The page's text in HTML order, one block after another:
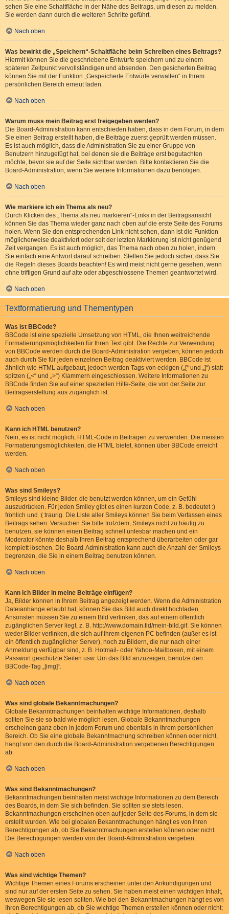
sehen Sie eine Schaltfläche in der Nähe des Beitrags, um diesen zu melden.
Sie werden dann durch die weiteren Schritte geführt.
Nach oben
Was bewirkt die „Speichern“-Schaltfläche beim Schreiben eines Beitrags?
Hiermit können Sie die geschriebene Entwürfe speichern und zu einem
späteren Zeitpunkt vervollständigen und absenden. Den gesicherten Beitrag
können Sie mit der Funktion „Gespeicherte Entwürfe verwalten“ in Ihrem
persönlichen Bereich erneut laden.
Nach oben
Warum muss mein Beitrag erst freigegeben werden?
Die Board-Administration kann entschieden haben, dass in dem Forum, in dem
Sie einen Beitrag erstellt haben, die Beiträge zuerst geprüft werden müssen.
Es ist auch möglich, dass die Administration Sie zu einer Gruppe von
Benutzern hinzugefügt hat, bei denen sie die Beiträge erst begutachten
möchte, bevor sie auf der Seite sichtbar werden. Bitte kontaktieren Sie die
Board-Administration, wenn Sie weitere Informationen dazu benötigen.
Nach oben
Wie markiere ich ein Thema als neu?
Durch Klicken des „Thema als neu markieren“-Links in der Beitragsansicht
können Sie das Thema wieder ganz nach oben auf die erste Seite des Forums
holen. Wenn Sie den entsprechenden Link nicht sehen, dann ist die Funktion
möglicherweise deaktiviert oder seit der letzten Markierung ist nicht genügend
Zeit vergangen. Es ist auch möglich, das Thema nach oben zu holen, indem
Sie einfach eine Antwort darauf schreiben. Stellen Sie jedoch sicher, dass Sie
die Regeln dieses Boards beachten! Es wird meist nicht gerne gesehen, wenn
ohne triftigen Grund auf alte oder abgeschlossene Themen geantwortet wird.
Nach oben
Textformatierung und Thementypen
Was ist BBCode?
BBCode ist eine spezielle Umsetzung von HTML, die Ihnen weitreichende
Formatierungsmöglichkeiten für Ihren Text gibt. Die Rechte zur Verwendung
von BBCode werden durch die Board-Administration vergeben, können jedoch
auch durch Sie für jeden einzelnen Beitrag deaktiviert werden. BBCode ist
ähnlich wie HTML aufgebaut, jedoch werden Tags von eckigen („[“ und „]“) statt
spitzen („<“ und „>“) Klammern eingeschlossen. Weitere Informationen zu
BBCode finden Sie auf einer speziellen Hilfe-Seite, die von der Seite zur
Beitragserstellung aus zugänglich ist.
Nach oben
Kann ich HTML benutzen?
Nein, es ist nicht möglich, HTML-Code in Beiträgen zu verwenden. Die meisten
Formatierungsmöglichkeiten, die HTML bietet, können über BBCode erreicht
werden.
Nach oben
Was sind Smileys?
Smileys sind kleine Bilder, die benutzt werden können, um ein Gefühl
auszudrücken. Für jeden Smiley gibt es einen kurzen Code, z. B. bedeutet :)
fröhlich und :( traurig. Die Liste aller Smileys können Sie beim Verfassen eines
Beitrags sehen. Versuchen Sie bitte trotzdem, Smileys nicht zu häufig zu
benutzen, sie können einen Beitrag schnell unlesbar machen und ein
Moderator könnte deshalb Ihren Beitrag entsprechend überarbeiten oder gar
komplett löschen. Die Board-Administration kann auch die Anzahl der Smileys
begrenzen, die Sie in einem Beitrag benutzen können.
Nach oben
Kann ich Bilder in meine Beiträge einfügen?
Ja, Bilder können in Ihrem Beitrag angezeigt werden. Wenn die Administration
Dateianhänge erlaubt hat, können Sie das Bild auch direkt hochladen.
Ansonsten müssen Sie zu einem Bild verlinken, das auf einem öffentlich
zugänglichen Server liegt, z. B. http://www.domain.tld/mein-bild.gif. Sie können
weder Bilder verlinken, die sich auf Ihrem eigenen PC befinden (außer es ist
ein öffentlich zugänglicher Server), noch zu Bildern, die nur nach einer
Anmeldung verfügbar sind, z. B. Hotmail- oder Yahoo-Mailboxen, mit einem
Passwort geschützte Seiten usw. Um das Bild anzuzeigen, benutze den
BBCode-Tag „[img]“.
Nach oben
Was sind globale Bekanntmachungen?
Globale Bekanntmachungen beinhalten wichtige Informationen, deshalb
sollten Sie sie so bald wie möglich lesen. Globale Bekanntmachungen
erscheinen ganz oben in jedem Forum und ebenfalls in Ihrem persönlichen
Bereich. Ob Sie eine globale Bekanntmachung schreiben können oder nicht,
hängt von den durch die Board-Administration vergebenen Berechtigungen
ab.
Nach oben
Was sind Bekanntmachungen?
Bekanntmachungen beinhalten meist wichtige Informationen zu dem Bereich
des Boards, in dem Sie sich befinden. Sie sollten sie stets lesen.
Bekanntmachungen erscheinen oben auf jeder Seite des Forums, in dem sie
erstellt wurden. Wie bei globalen Bekanntmachungen hängt es von Ihren
Berechtigungen ab, ob Sie Bekanntmachungen erstellen können oder nicht.
Die Berechtigungen werden von der Board-Administration vergeben.
Nach oben
Was sind wichtige Themen?
Wichtige Themen eines Forums erscheinen unter den Ankündigungen und
sind nur auf der ersten Seite zu sehen. Sie haben meist einen wichtigen Inhalt,
weswegen Sie sie lesen sollten. Wie bei den Bekanntmachungen hängt es von
Ihren Berechtigungen ab, ob Sie wichtige Themen erstellen können oder nicht;